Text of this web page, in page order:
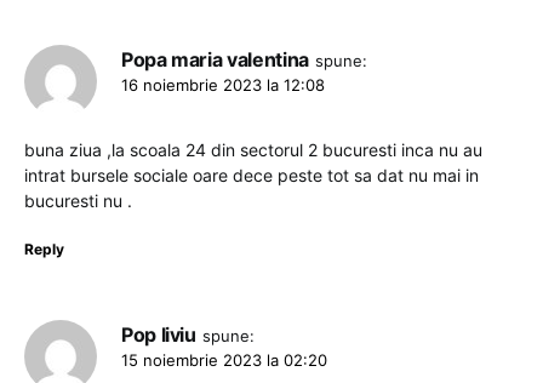
Popa maria valentina spune:
16 noiembrie 2023 la 12:08
buna ziua ,la scoala 24 din sectorul 2 bucuresti inca nu au
intrat bursele sociale oare dece peste tot sa dat nu mai in
bucuresti nu .
Reply
Pop liviu spune:
15 noiembrie 2023 la 02:20